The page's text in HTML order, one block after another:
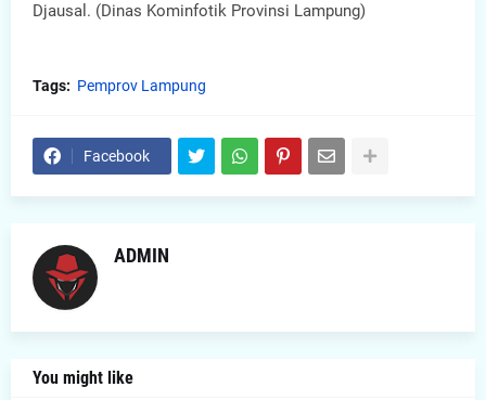
Djausal. (Dinas Kominfotik Provinsi Lampung)
Tags: Pemprov Lampung
Facebook
ADMIN
You might like